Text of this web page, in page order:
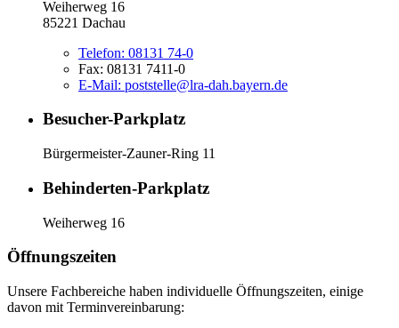
Weiherweg 16
85221 Dachau
Telefon: 08131 74-0
Fax: 08131 7411-0
E-Mail: poststelle@lra-dah.bayern.de
Besucher-Parkplatz
Bürgermeister-Zauner-Ring 11
Behinderten-Parkplatz
Weiherweg 16
Öffnungszeiten
Unsere Fachbereiche haben individuelle Öffnungszeiten, einige
davon mit Terminvereinbarung: